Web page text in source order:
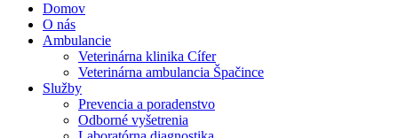
Domov
O nás
Ambulancie
Veterinárna klinika Cífer
Veterinárna ambulancia Špačince
Služby
Prevencia a poradenstvo
Odborné vyšetrenia